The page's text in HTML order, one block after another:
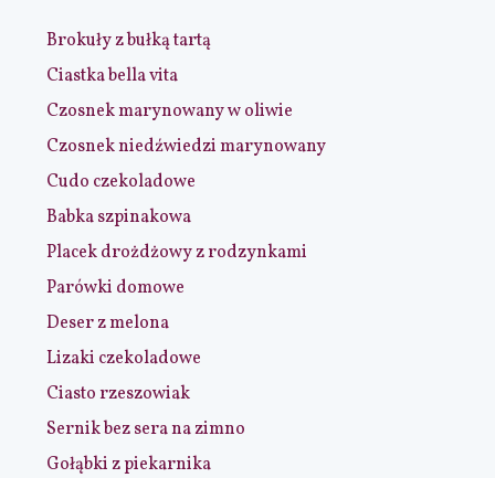
Brokuły z bułką tartą
Ciastka bella vita
Czosnek marynowany w oliwie
Czosnek niedźwiedzi marynowany
Cudo czekoladowe
Babka szpinakowa
Placek drożdżowy z rodzynkami
Parówki domowe
Deser z melona
Lizaki czekoladowe
Ciasto rzeszowiak
Sernik bez sera na zimno
Gołąbki z piekarnika